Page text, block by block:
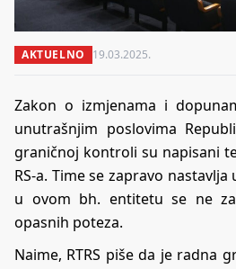
AKTUELNO 19.03.2025.
Zakon o izmjenama i
unutrašnjim poslovima
graničnoj kontroli su napisani
RS-a. Time se zapravo
u ovom bh. entitetu se ne
opasnih poteza.
Naime, RTRS piše da je radna